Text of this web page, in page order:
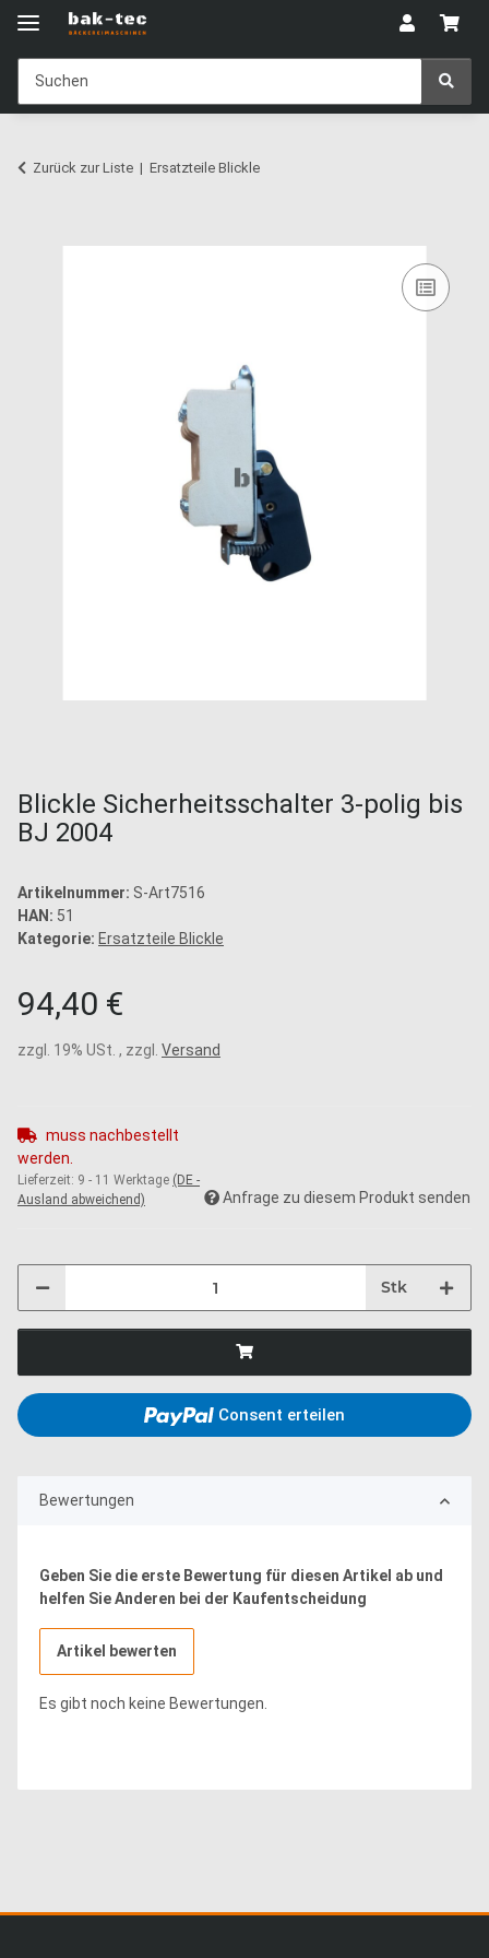
Zurück zur Liste Ersatzteile Blickle
Blickle Sicherheitsschalter 3-polig bis
BJ 2004
Artikelnummer: S-Art7516
HAN: 51
Kategorie: Ersatzteile Blickle
94,40 €
zzgl. 19% USt. , zzgl. Versand
muss nachbestellt
werden.
Lieferzeit: 9 - 11 Werktage (DE -
Ausland abweichend)
Anfrage zu diesem Produkt senden
Stk
Consent erteilen
Bewertungen
Geben Sie die erste Bewertung für diesen Artikel ab und
helfen Sie Anderen bei der Kaufentscheidung
Artikel bewerten
Es gibt noch keine Bewertungen.